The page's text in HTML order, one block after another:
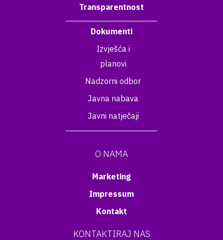
Transparentnost
Dokumenti
Izvješća i
planovi
Nadzorni odbor
Javna nabava
Javni natječaji
O NAMA
Marketing
Impressum
Kontakt
KONTAKTIRAJ NAS